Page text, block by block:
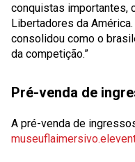
conquistas importantes,
Libertadores da
consolidou como o
da competição.”
Pré-venda de
A pré-venda de